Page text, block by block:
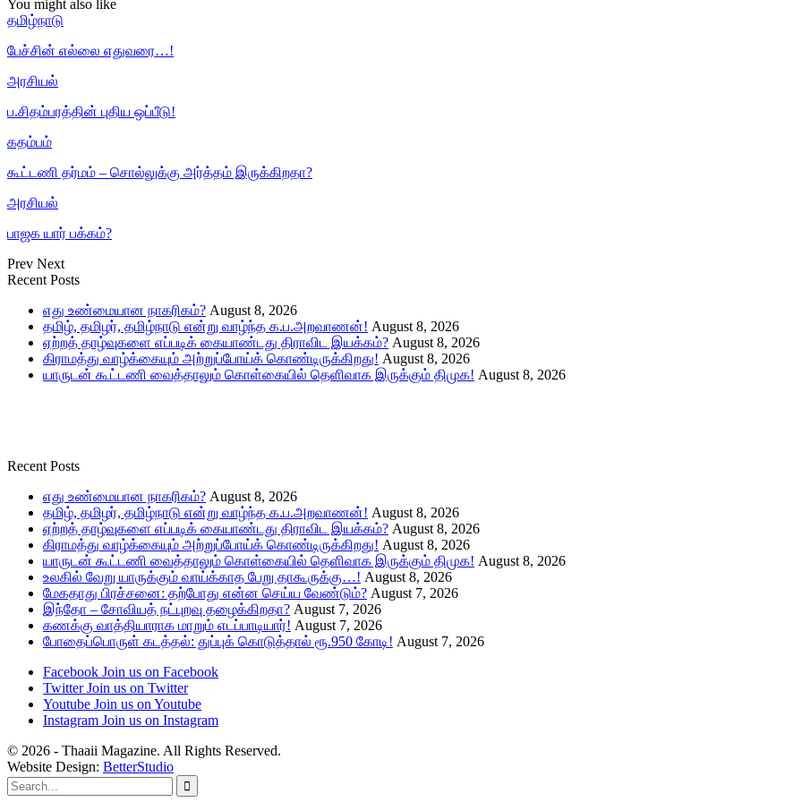
You might also like
தமிழ்நாடு
பேச்சின் எல்லை எதுவரை…!
அரசியல்
ப.சிதம்பரத்தின் புதிய ஒப்பீடு!
கதம்பம்
கூட்டணி தர்மம் – சொல்லுக்கு அர்த்தம் இருக்கிறதா?
அரசியல்
பாஜக யார் பக்கம்?
Prev Next
Recent Posts
எது உண்மையான நாகரிகம்? August 8, 2026
தமிழ், தமிழர், தமிழ்நாடு என்று வாழ்ந்த க.ப.அறவாணன்! August 8, 2026
ஏற்றத் தாழ்வுகளை எப்படிக் கையாண்டது திராவிட இயக்கம்? August 8, 2026
கிராமத்து வாழ்க்கையும் அற்றுப்போய்க் கொண்டிருக்கிறது! August 8, 2026
யாருடன் கூட்டணி வைத்தாலும் கொள்கையில் தெளிவாக இருக்கும் திமுக! August 8, 2026
Recent Posts
எது உண்மையான நாகரிகம்? August 8, 2026
தமிழ், தமிழர், தமிழ்நாடு என்று வாழ்ந்த க.ப.அறவாணன்! August 8, 2026
ஏற்றத் தாழ்வுகளை எப்படிக் கையாண்டது திராவிட இயக்கம்? August 8, 2026
கிராமத்து வாழ்க்கையும் அற்றுப்போய்க் கொண்டிருக்கிறது! August 8, 2026
யாருடன் கூட்டணி வைத்தாலும் கொள்கையில் தெளிவாக இருக்கும் திமுக! August 8, 2026
உலகில் வேறு யாருக்கும் வாய்க்காத பேறு தாகூருக்கு…! August 8, 2026
மேகதாது பிரச்சனை: தற்போது என்ன செய்ய வேண்டும்? August 7, 2026
இந்தோ – சோவியத் நட்புறவு தழைக்கிறதா? August 7, 2026
கணக்கு வாத்தியாராக மாறும் எடப்பாடியார்! August 7, 2026
போதைப்பொருள் கடத்தல்: துப்புக் கொடுத்தால் ரூ.950 கோடி! August 7, 2026
Facebook Join us on Facebook
Twitter Join us on Twitter
Youtube Join us on Youtube
Instagram Join us on Instagram
© 2026 - Thaaii Magazine. All Rights Reserved.
Website Design: BetterStudio